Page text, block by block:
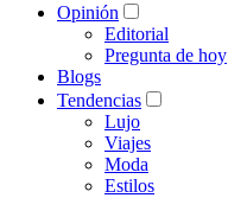
Opinión
Editorial
Pregunta de hoy
Blogs
Tendencias
Lujo
Viajes
Moda
Estilos